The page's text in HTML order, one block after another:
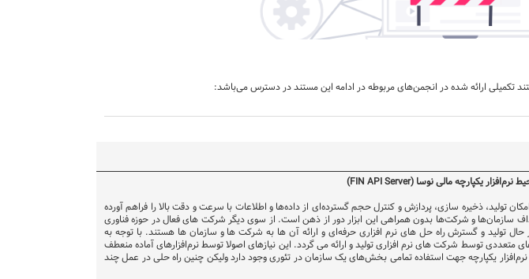
تولید، ذخیره سازی، پردازش و کنترل حجم گسترده‌ای از داده‌ها و اطلاعات با سرعت و دقت بالا را فراهم آورده
سازمان‌ها و شرکت‌ها بدون همراهی این ابزار دور از ذهن است. از سوی دیگر شرکت های فعال در حوزه فناوری
تولید و گسترش راه حل های نرم افزاری حرفه‌ای و ارائه آن ها به شرکت ها و سازمان ها هستند. با توجه به
متعددی توسط شرکت های نرم افزاری تولید و ارائه می گردد. این نیاز‌های اصولا توسط نرم‌افزارهای آماده منعطف
یکپارچه جهت استفاده تمامی بخش‌های یک سازمان در تئوری وجود دارد ولیکن چنین راه حلی در عمل چند